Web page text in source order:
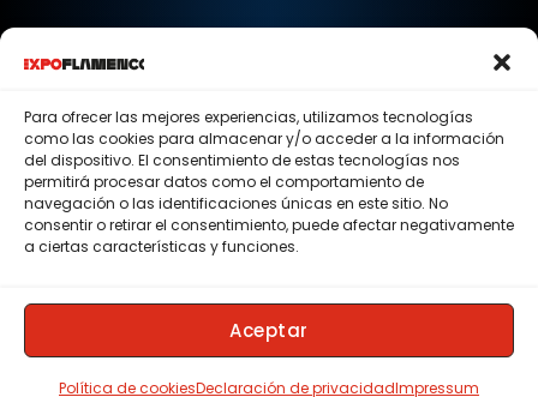
Para ofrecer las mejores experiencias, utilizamos tecnologías
como las cookies para almacenar y/o acceder a la información
del dispositivo. El consentimiento de estas tecnologías nos
permitirá procesar datos como el comportamiento de
navegación o las identificaciones únicas en este sitio. No
consentir o retirar el consentimiento, puede afectar negativamente
a ciertas características y funciones.
Aceptar
Política de cookiesDeclaración de privacidadImpressum
Términos Y Condiciones
Política De Privacidad
Política De Cookies
Aviso Legal
© 2015 - 2026 . Todos los derechos reservados.
Contacto
Membresias